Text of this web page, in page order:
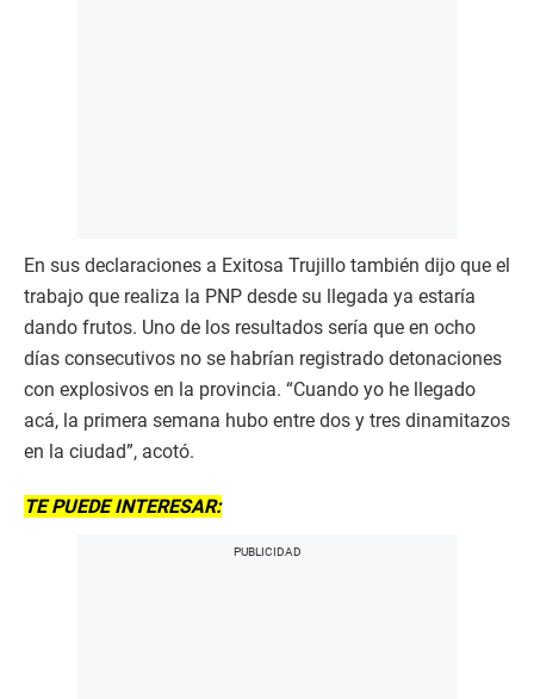
En sus declaraciones a Exitosa Trujillo también dijo que el
trabajo que realiza la PNP desde su llegada ya estaría
dando frutos. Uno de los resultados sería que en ocho
días consecutivos no se habrían registrado detonaciones
con explosivos en la provincia. “Cuando yo he llegado
acá, la primera semana hubo entre dos y tres dinamitazos
en la ciudad”, acotó.
TE PUEDE INTERESAR: